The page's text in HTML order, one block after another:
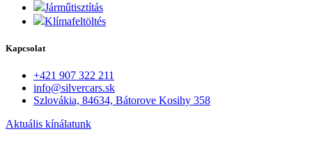
Járműtisztítás
Klímafeltöltés
Kapcsolat
+421 907 322 211
info@silvercars.sk
Szlovákia, 84634, Bátorove Kosihy 358
Aktuális kínálatunk